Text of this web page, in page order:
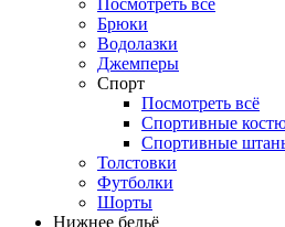
Брюки
Водолазки
Джемперы
Спорт
Посмотреть всё
Спортивные
Спортивные
Толстовки
Футболки
Шорты
Нижнее бельё